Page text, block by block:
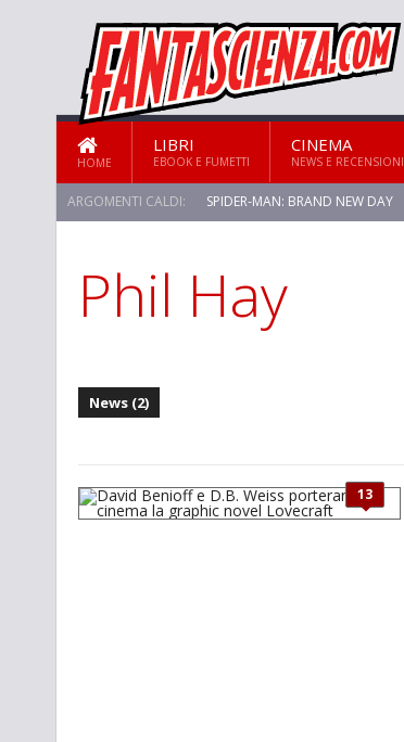
HOME
LIBRI
EBOOK E FUMETTI
CINEMA
NEWS E RECENSIONI
ARGOMENTI CALDI: SPIDER-MAN: BRAND NEW DAY
STAR TREK: STRANGE NEW WORLDS
Phil Hay
News (2)
13